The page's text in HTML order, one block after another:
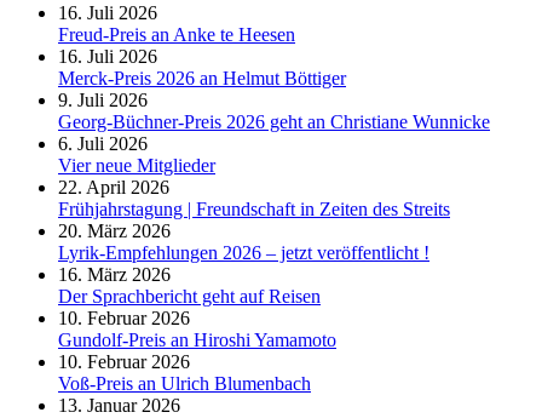
16. Juli 2026
Freud-Preis an Anke te Heesen
16. Juli 2026
Merck-Preis 2026 an Helmut Böttiger
9. Juli 2026
Georg-Büchner-Preis 2026 geht an Christiane Wunnicke
6. Juli 2026
Vier neue Mitglieder
22. April 2026
Frühjahrstagung | Freundschaft in Zeiten des Streits
20. März 2026
Lyrik-Empfehlungen 2026 – jetzt veröffentlicht !
16. März 2026
Der Sprachbericht geht auf Reisen
10. Februar 2026
Gundolf-Preis an Hiroshi Yamamoto
10. Februar 2026
Voß-Preis an Ulrich Blumenbach
13. Januar 2026